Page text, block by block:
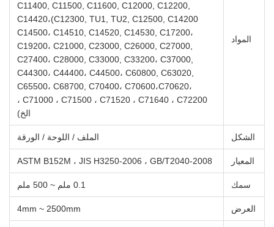
المواد
C11400, C11500, C11600, C12000, C12200,
C12300, TU1, TU2, C12500, C14200)C14420،
C14500، C14510, C14520, C14530, C17200،
C19200، C21000, C23000, C26000, C27000,
C27400، C28000, C33000, C33200، C37000,
C44300، C44400، C44500، C60800, C63020,
C65500، C68700, C70400، C70600،C70620،
C71000 ، C71500 ، C71520 ، C71640 ، C72200 ،
الخ)
الشكل الملف / اللوحة / الورقة
المعيار ASTM B152M ، JIS H3250-2006 ، GB/T2040-2008
سمك 0.1 ملم ~ 500 ملم
العرض 4mm ~ 2500mm